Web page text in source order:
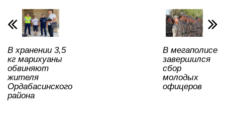
p
p
o
o
k
и
ть
В хранении 3,5
кг марихуаны
обвиняют
жителя
Ордабасинского
района
В мегаполисе
завершился
сбор
молодых
офицеров